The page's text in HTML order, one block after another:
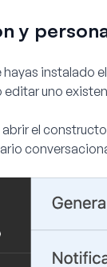
y
hayas instalado
editar uno
abrir el